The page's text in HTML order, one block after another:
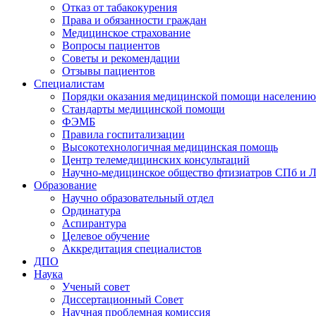
Отказ от табакокурения
Права и обязанности граждан
Медицинское страхование
Вопросы пациентов
Советы и рекомендации
Отзывы пациентов
Специалистам
Порядки оказания медицинской помощи населению
Стандарты медицинской помощи
ФЭМБ
Правила госпитализации
Высокотехнологичная медицинская помощь
Центр телемедицинских консультаций
Научно-медицинское общество фтизиатров СПб и
Образование
Научно образовательный отдел
Ординатура
Аспирантура
Целевое обучение
Аккредитация специалистов
ДПО
Наука
Ученый совет
Диссертационный Совет
Научная проблемная комиссия